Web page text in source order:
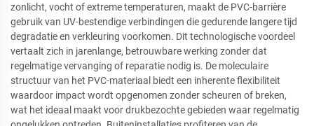
zonlicht, vocht of extreme temperaturen, maakt de PVC-barrière
gebruik van UV-bestendige verbindingen die gedurende langere tijd
degradatie en verkleuring voorkomen. Dit technologische voordeel
vertaalt zich in jarenlange, betrouwbare werking zonder dat
regelmatige vervanging of reparatie nodig is. De moleculaire
structuur van het PVC-materiaal biedt een inherente flexibiliteit
waardoor impact wordt opgenomen zonder scheuren of breken,
wat het ideaal maakt voor drukbezochte gebieden waar regelmatig